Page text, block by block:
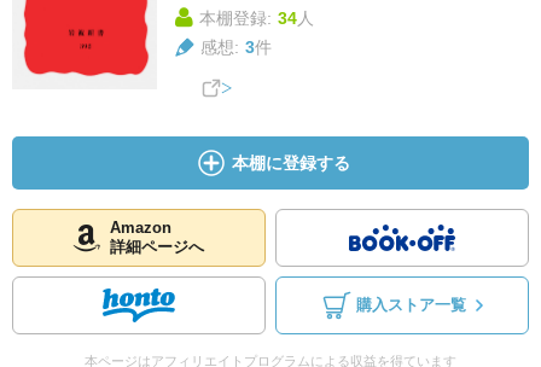
本棚登録: 34人
感想: 3件
本棚に登録する
Amazon
詳細ページへ
購入ストア一覧
本ページはアフィリエイトプログラムによる収益を得ています